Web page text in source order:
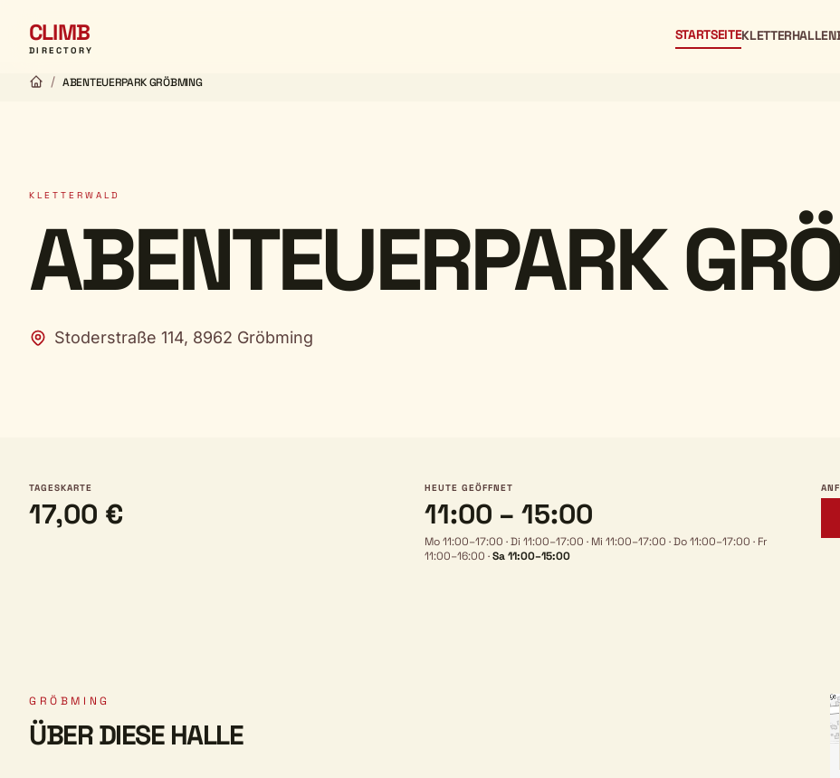
CLIMB
DIRECTORY
STARTSEITEKLETTERHALLEN
/ ABENTEUERPARK GRÖBMING
KLETTERWALD
ABENTEUERPARK
Stoderstraße 114, 8962 Gröbming
TAGESKARTE
17,00 €
HEUTE GEÖFFNET
11:00 – 15:00
Mo 11:00–17:00 ·Di 11:00–17:00 · Mi 11:00–17:00 ·Do 11:00–17:00 · Fr
11:00–16:00 ·Sa 11:00–15:00
GRÖBMING
ÜBER DIESE HALLE